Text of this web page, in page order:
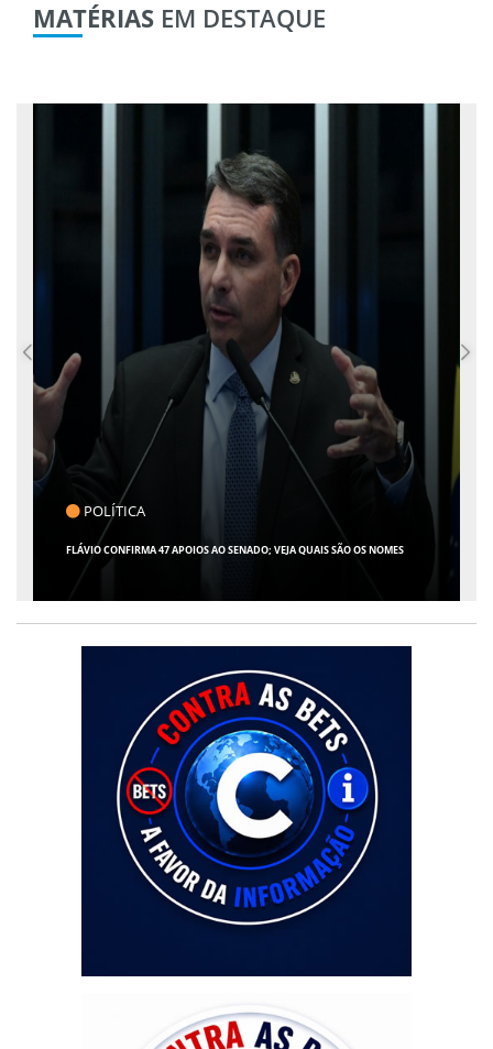
MATÉRIAS EM DESTAQUE
CLICK INDICA
GIRO POR SERGIPE, BRASIL E MUNDO - 07 DE AGOSTO DE 2026